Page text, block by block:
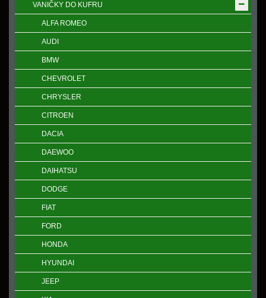
VANIČKY DO KUFRU
ALFA ROMEO
AUDI
BMW
CHEVROLET
CHRYSLER
CITROEN
DACIA
DAEWOO
DAIHATSU
DODGE
FIAT
FORD
HONDA
HYUNDAI
JEEP